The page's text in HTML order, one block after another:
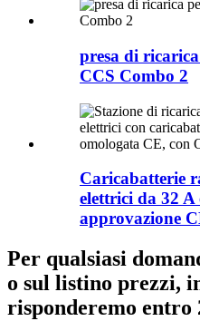
presa di
CCS Combo 2
Caricabatterie
elettrici da 32 A
approvazione
Per qualsiasi
o sul listino prezzi,
risponderemo entro